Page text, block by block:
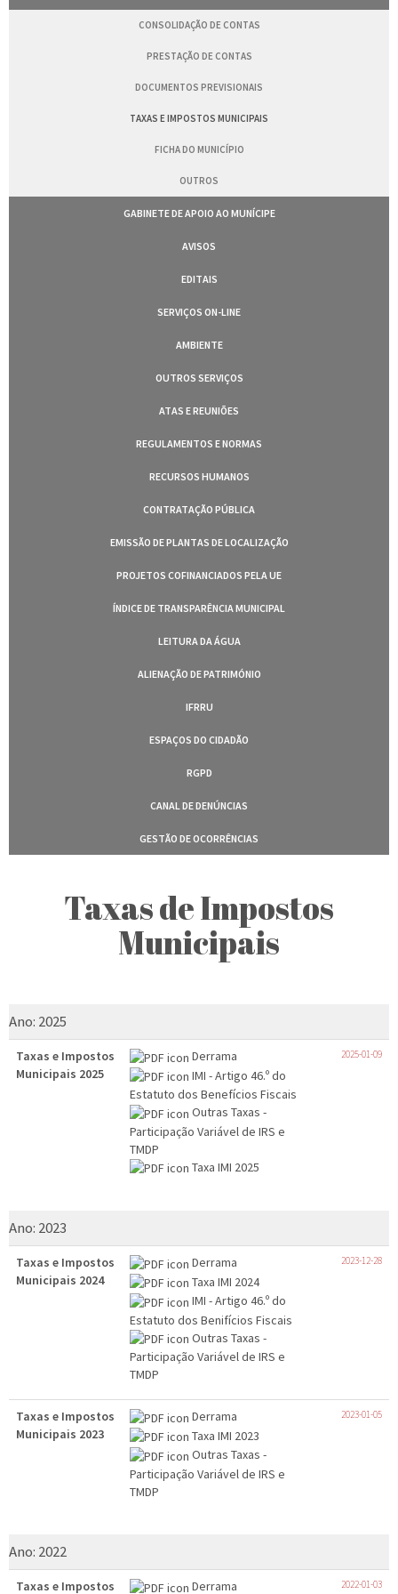
CONSOLIDAÇÃO DE CONTAS
PRESTAÇÃO DE CONTAS
DOCUMENTOS PREVISIONAIS
TAXAS E IMPOSTOS MUNICIPAIS
FICHA DO MUNICÍPIO
OUTROS
GABINETE DE APOIO AO MUNÍCIPE
AVISOS
EDITAIS
SERVIÇOS ON-LINE
AMBIENTE
OUTROS SERVIÇOS
ATAS E REUNIÕES
REGULAMENTOS E NORMAS
RECURSOS HUMANOS
CONTRATAÇÃO PÚBLICA
EMISSÃO DE PLANTAS DE LOCALIZAÇÃO
PROJETOS COFINANCIADOS PELA UE
ÍNDICE DE TRANSPARÊNCIA MUNICIPAL
LEITURA DA ÁGUA
ALIENAÇÃO DE PATRIMÓNIO
IFRRU
ESPAÇOS DO CIDADÃO
RGPD
CANAL DE DENÚNCIAS
GESTÃO DE OCORRÊNCIAS
Taxas de Impostos
Municipais
Ano: 2025
Taxas e Impostos
Municipais 2025
Derrama
IMI - Artigo 46.º do
Estatuto dos Benefícios Fiscais
Outras Taxas -
Participação Variável de IRS e
TMDP
Taxa IMI 2025
2025-01-09
Ano: 2023
Taxas e Impostos
Municipais 2024
Derrama
Taxa IMI 2024
IMI - Artigo 46.º do
Estatuto dos Benifícios Fiscais
Outras Taxas -
Participação Variável de IRS e
TMDP
2023-12-28
Taxas e Impostos
Municipais 2023
Derrama
Taxa IMI 2023
Outras Taxas -
Participação Variável de IRS e
TMDP
2023-01-05
Ano: 2022
Taxas e Impostos Derrama 2022-01-03